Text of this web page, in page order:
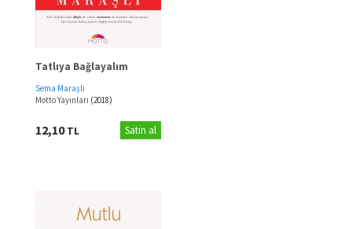
Tatlıya Bağlayalım
Sema Maraşlı
Motto Yayınları (2018)
12,10TL Satın al